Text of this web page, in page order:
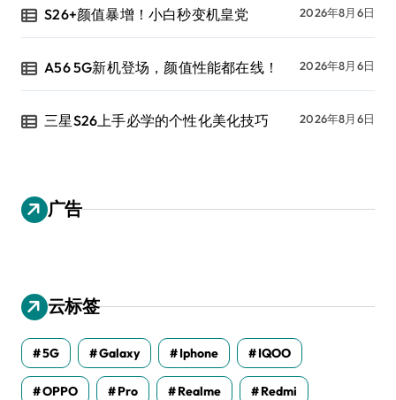
S26+颜值暴增！小白秒变机皇党 2026年8月6日
A56 5G新机登场，颜值性能都在线！ 2026年8月6日
三星S26上手必学的个性化美化技巧 2026年8月6日
广告
云标签
5G Galaxy Iphone IQOO
OPPO Pro Realme Redmi